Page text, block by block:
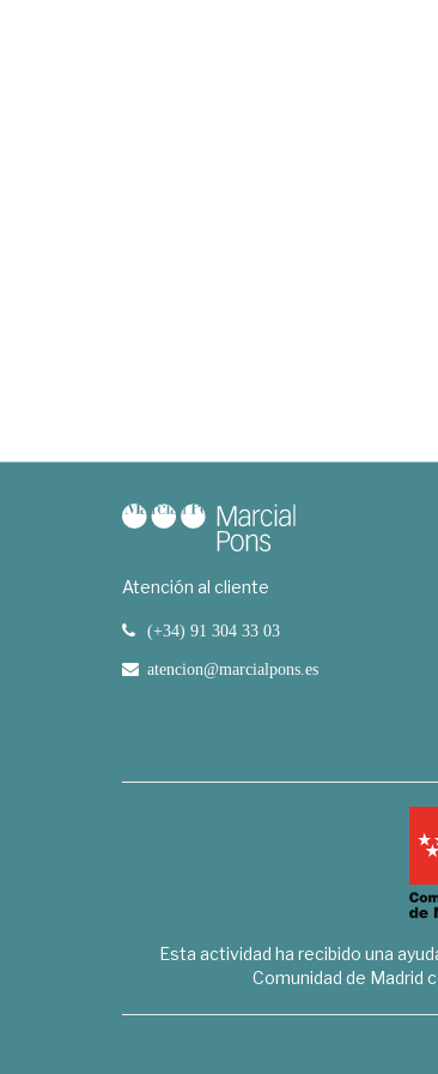
Atención al cliente
(+34) 91 304 33 03
atencion@marcialpons.es
Esta actividad ha recibido una
Comunidad de Madrid